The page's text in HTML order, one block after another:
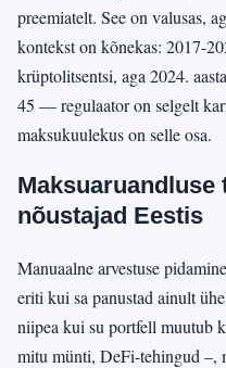
preemiatelt. See on valusas,
kontekst on kõnekas: 2017-
krüptolitsentsi, aga 2024.
45 — regulaator on selgelt
maksukuulekus on selle osa.
Maksuaruandluse
nõustajad Eestis
Manuaalne arvestuse
eriti kui sa panustad ainult
niipea kui su portfell muutub
mitu münti, DeFi-tehingud –,